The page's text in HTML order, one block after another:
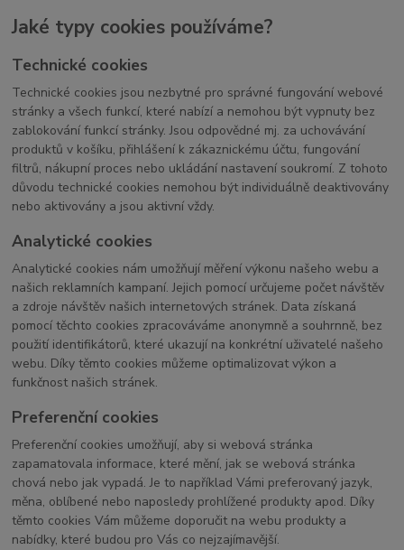
Jaké typy cookies používáme?
Technické cookies
Technické cookies jsou nezbytné pro správné fungování webové
stránky a všech funkcí, které nabízí a nemohou být vypnuty bez
zablokování funkcí stránky. Jsou odpovědné mj. za uchovávání
produktů v košíku, přihlášení k zákaznickému účtu, fungování
filtrů, nákupní proces nebo ukládání nastavení soukromí. Z tohoto
důvodu technické cookies nemohou být individuálně deaktivovány
nebo aktivovány a jsou aktivní vždy.
Analytické cookies
Analytické cookies nám umožňují měření výkonu našeho webu a
našich reklamních kampaní. Jejich pomocí určujeme počet návštěv
a zdroje návštěv našich internetových stránek. Data získaná
pomocí těchto cookies zpracováváme anonymně a souhrnně, bez
použití identifikátorů, které ukazují na konkrétní uživatelé našeho
webu. Díky těmto cookies můžeme optimalizovat výkon a
funkčnost našich stránek.
Preferenční cookies
Preferenční cookies umožňují, aby si webová stránka
zapamatovala informace, které mění, jak se webová stránka
chová nebo jak vypadá. Je to například Vámi preferovaný jazyk,
měna, oblíbené nebo naposledy prohlížené produkty apod. Díky
těmto cookies Vám můžeme doporučit na webu produkty a
nabídky, které budou pro Vás co nejzajímavější.